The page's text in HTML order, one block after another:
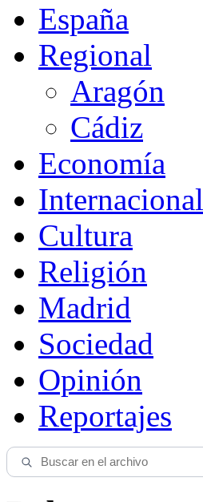
España
Regional
Aragón
Cádiz
Economía
Internacional
Cultura
Religión
Madrid
Sociedad
Opinión
Reportajes